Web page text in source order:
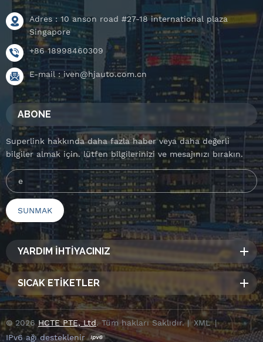
Adres : 10 anson road #27-18 international plaza
Singapore
+86 18998460309
E-mail :iven@hjauto.com.cn
ABONE
Superlink hakkında daha fazla haber veya daha değerli
bilgiler almak için. lütfen bilgilerinizi ve mesajınızı bırakın.
YARDIM İHTİYACINIZ
SICAK ETİKETLER
© 2026 HCTE PTE, Ltd. Tüm hakları Saklıdır. | XML|
IPv6 ağı desteklenir